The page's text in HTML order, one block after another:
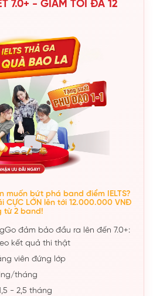
7.0+ - GIẢM TỐI ĐA 12
muốn bứt phá band điểm IELTS?
CỰC LỚN lên tới 12.000.000 VNĐ
từ 2 band!
đảm bảo đầu ra lên đến 7.0+:
kết quả thi thật
viên đứng lớp
tháng
- 2,5 tháng